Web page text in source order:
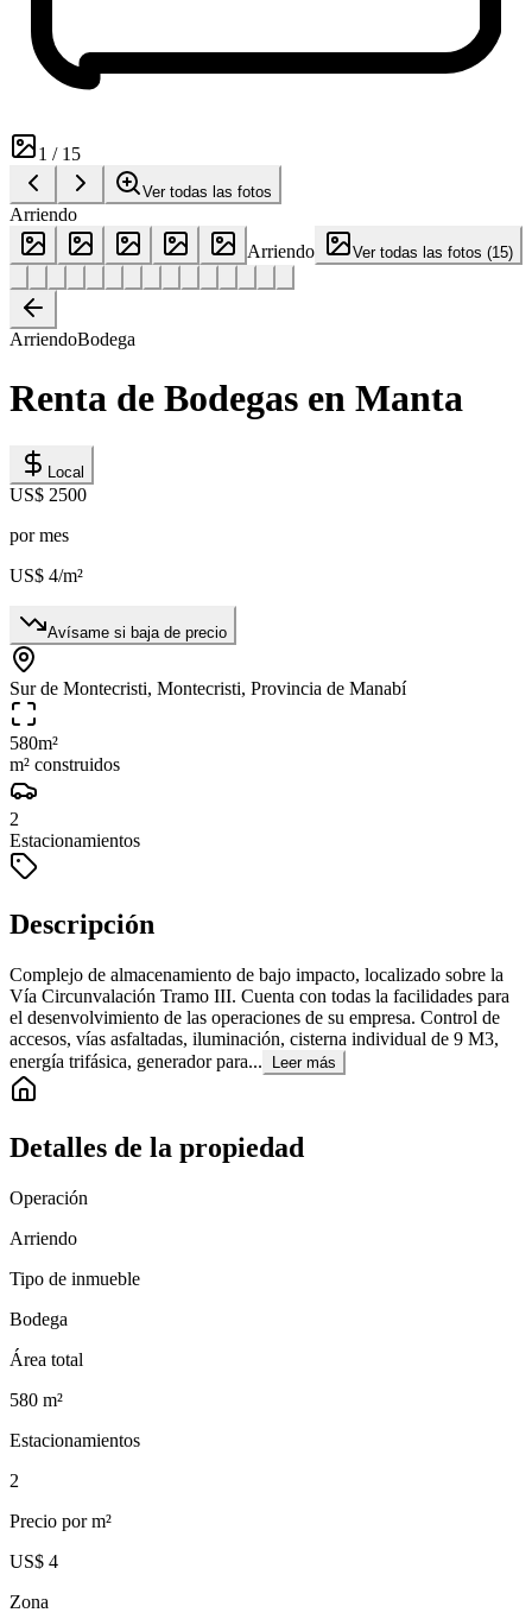
1 / 15
Ver todas las fotos
Arriendo
Arriendo
Ver todas las fotos (15)
ArriendoBodega
Renta de Bodegas en Manta
Local
US$ 2500
por mes
US$ 4/m²
Avísame si baja de precio
Sur de Montecristi, Montecristi, Provincia de Manabí
580m²
m² construidos
2
Estacionamientos
Descripción
Complejo de almacenamiento de bajo impacto, localizado sobre la
Vía Circunvalación Tramo III. Cuenta con todas la facilidades para
el desenvolvimiento de las operaciones de su empresa. Control de
accesos, vías asfaltadas, iluminación, cisterna individual de 9 M3,
energía trifásica, generador para...
Leer más
Detalles de la propiedad
Operación
Arriendo
Tipo de inmueble
Bodega
Área total
580 m²
Estacionamientos
2
Precio por m²
US$ 4
Zona